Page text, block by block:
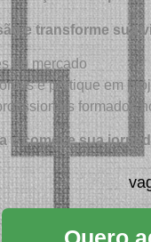
e transforme sua
do mercado
e pratique em
formados
e comece sua